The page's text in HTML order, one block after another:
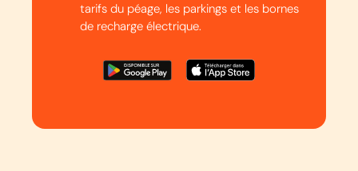
tarifs du péage, les parkings et les bornes
de recharge électrique.